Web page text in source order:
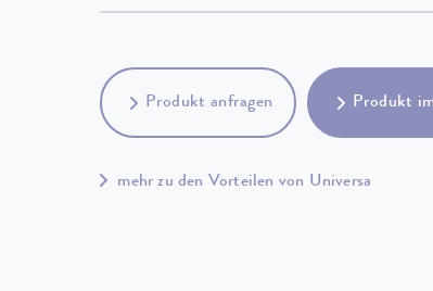
Produkt anfragen Produkt
mehr zu den Vorteilen von Universa